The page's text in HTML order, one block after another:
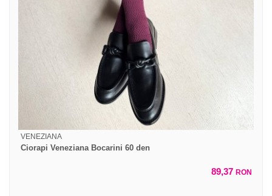
VENEZIANA
Ciorapi Veneziana Bocarini 60 den
89,37 RON